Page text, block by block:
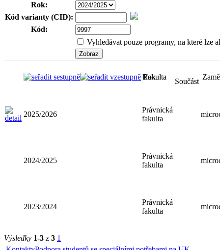
Rok:
Kód varianty (CID):
Kód:
Vyhledávat pouze programy, na které lze